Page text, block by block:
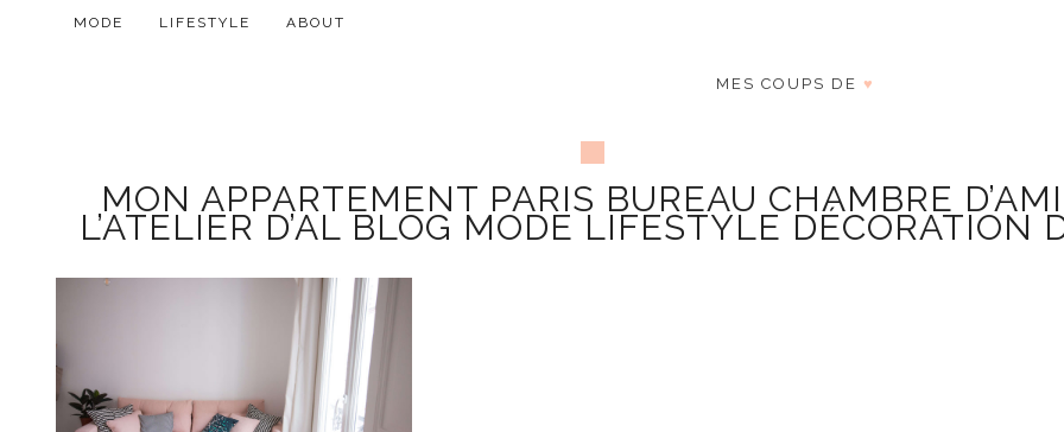
MODE LIFESTYLE ABOUT
MES COUPS DE ♥
MON APPARTEMENT PARIS BUREAU CHAMBRE
L’ATELIER D’AL BLOG MODE LIFESTYLE DÉCORATION